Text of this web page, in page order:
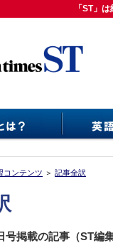
「ST」
「ST」
コンテンツ ＞ 記事全訳
号掲載の記事（ST編